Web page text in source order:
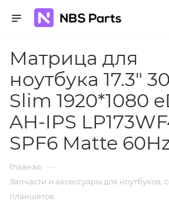
Матрица для
ноутбука 17.3"
Slim 1920*1080
AH-IPS
SPF6 Matte
Главная —
Запчасти и аксессуары для ноутбуков,
планшетов.